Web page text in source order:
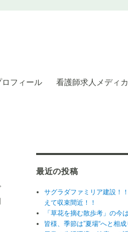
フィール 看護師求人メディ
最近の投稿
サグラダファミリア建設！
えて収束間近！！
「草花を摘む散歩考」の今
皆様、季節は”夏場“へと相成